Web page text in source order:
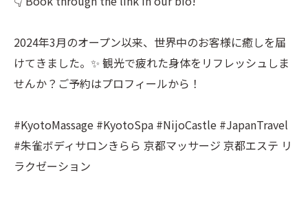
2024年3月のオープン以来、世界中のお客様に癒しを届
けてきました。✨ 観光で疲れた身体をリフレッシュしま
せんか？ご予約はプロフィールから！
#KyotoMassage #KyotoSpa #NijoCastle #JapanTravel
#朱雀ボディサロンきらら 京都マッサージ 京都エステ リ
ラクゼーション